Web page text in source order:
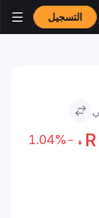
التسجيل
Pyth Network to راند جنوب
R
-1.04%